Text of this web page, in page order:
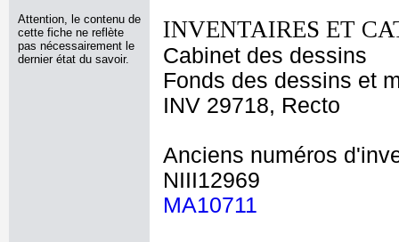
Attention, le contenu de
cette fiche ne reflète
pas nécessairement le
dernier état du savoir.
INVENTAIRES ET
Cabinet des dessins
Fonds des dessins et
INV 29718, Recto
Anciens numéros
NIII12969
MA10711